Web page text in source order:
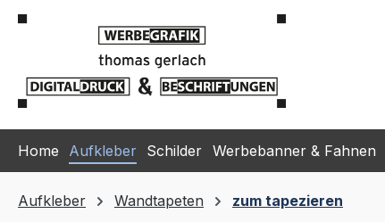
Hauptinhalt springen
Zur Suche springen
Zur Hauptnavigation springen
Home Aufkleber Schilder Werbebanner & Fahnen
Aufkleber Wandtapeten zum tapezieren